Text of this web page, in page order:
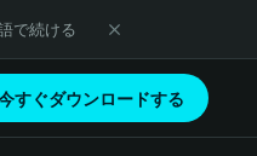
で続ける
すぐダウンロードする